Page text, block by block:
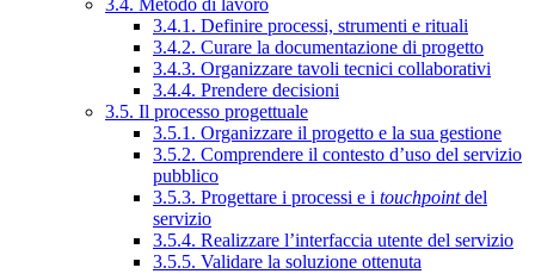
3.4. Metodo di lavoro
3.4.1. Definire processi, strumenti e rituali
3.4.2. Curare la documentazione di progetto
3.4.3. Organizzare tavoli tecnici collaborativi
3.4.4. Prendere decisioni
3.5. Il processo progettuale
3.5.1. Organizzare il progetto e la sua gestione
3.5.2. Comprendere il contesto d’uso del servizio
pubblico
3.5.3. Progettare i processi e i touchpointdel
servizio
3.5.4. Realizzare l’interfaccia utente del servizio
3.5.5. Validare la soluzione ottenuta